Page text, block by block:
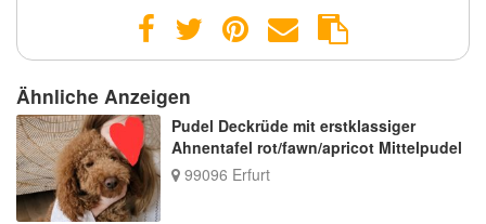
Ähnliche Anzeigen
Pudel Deckrüde mit erstklassiger
Ahnentafel rot/fawn/apricot Mittelpudel
99096 Erfurt